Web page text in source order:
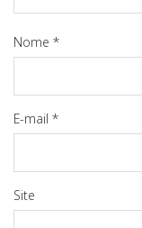
Nome *
E-mail *
Site